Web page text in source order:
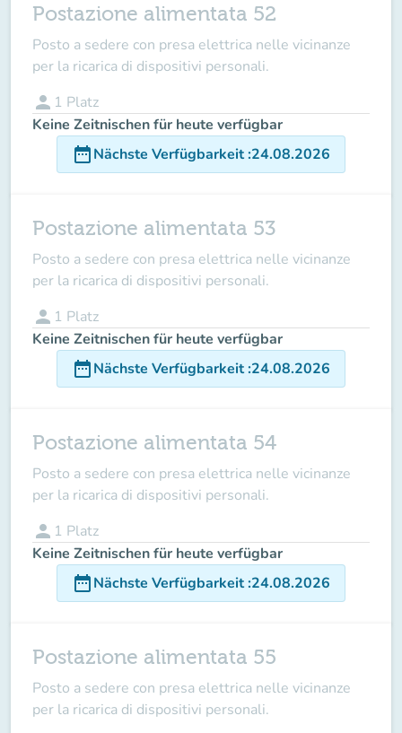
Postazione alimentata 52
Posto a sedere con presa elettrica nelle vicinanze
per la ricarica di dispositivi personali.
person 1 Platz
Keine Zeitnischen für heute verfügbar
date_rangeNächste Verfügbarkeit:24.08.2026
Postazione alimentata 53
Posto a sedere con presa elettrica nelle vicinanze
per la ricarica di dispositivi personali.
person 1 Platz
Keine Zeitnischen für heute verfügbar
date_rangeNächste Verfügbarkeit:24.08.2026
Postazione alimentata 54
Posto a sedere con presa elettrica nelle vicinanze
per la ricarica di dispositivi personali.
person 1 Platz
Keine Zeitnischen für heute verfügbar
date_rangeNächste Verfügbarkeit:24.08.2026
Postazione alimentata 55
Posto a sedere con presa elettrica nelle vicinanze
per la ricarica di dispositivi personali.